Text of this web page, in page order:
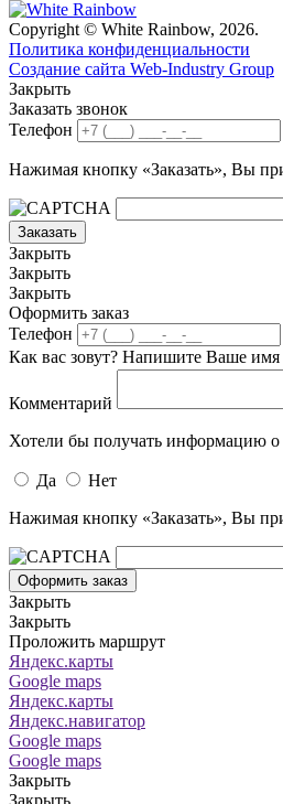
Copyright © White Rainbow, 2026.
Политика конфиденциальности
Создание сайта Web-Industry Group
Закрыть
Заказать звонок
Телефон
Нажимая кнопку «Заказать», Вы
Заказать
Закрыть
Закрыть
Закрыть
Оформить заказ
Телефон
Как вас зовут? Напишите Ваше
Комментарий
Хотели бы получать информацию
Да
Нет
Нажимая кнопку «Заказать», Вы
Оформить заказ
Закрыть
Закрыть
Проложить маршрут
Яндекс.карты
Google maps
Яндекс.карты
Яндекс.навигатор
Google maps
Google maps
Закрыть
Закрыть